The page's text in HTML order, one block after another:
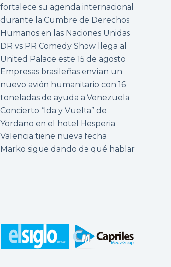
fortalece su agenda internacional
durante la Cumbre de Derechos
Humanos en las Naciones Unidas
DR vs PR Comedy Show llega al
United Palace este 15 de agosto
Empresas brasileñas envían un
nuevo avión humanitario con 16
toneladas de ayuda a Venezuela
Concierto “Ida y Vuelta” de
Yordano en el hotel Hesperia
Valencia tiene nueva fecha
Marko sigue dando de qué hablar